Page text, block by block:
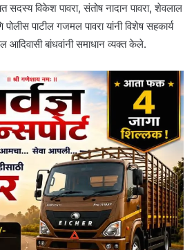
सदस्य विकेश पावरा, संतोष नादान पावरा, शेवलाल
पोलीस पाटील गजमल पावरा यांनी विशेष सहकार्य
आदिवासी बांधवांनी समाधान व्यक्त केले.